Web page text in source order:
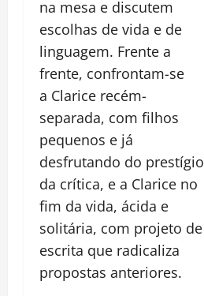
na mesa e discutem
escolhas de vida e de
linguagem. Frente a
frente, confrontam-se
a Clarice recém-
separada, com filhos
pequenos e já
desfrutando do prestígio
da crítica, e a Clarice no
fim da vida, ácida e
solitária, com projeto de
escrita que radicaliza
propostas anteriores.